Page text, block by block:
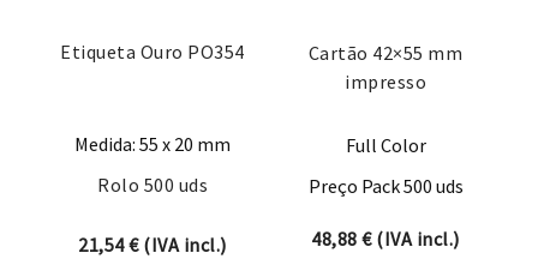
Etiqueta Ouro PO354
Medida: 55 x 20 mm
Rolo 500 uds
21,54€(IVA incl.)
Cartão 42×55 mm
impresso
Full Color
Preço Pack 500 uds
48,88€(IVA incl.)